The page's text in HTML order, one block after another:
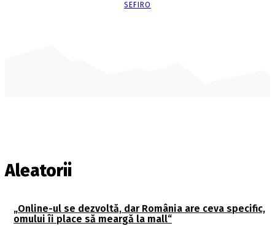
SEFIRO
Aleatorii
„Online-ul se dezvoltă, dar România are ceva specific,
omului îi place să meargă la mall“